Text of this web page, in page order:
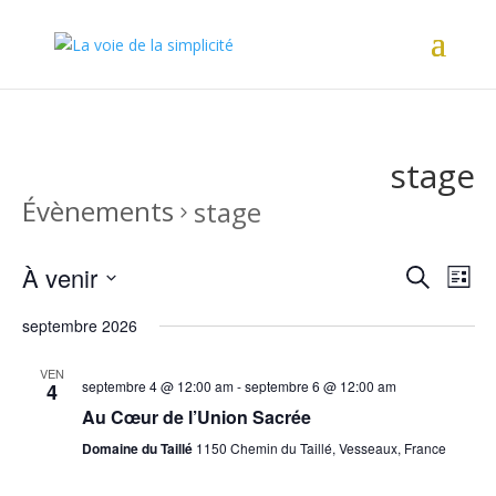
stage
Évènements stage
Recherche
de
Liste
À venir
une
septembre 2026
VEN
4 septembre 4 @ 12:00 am-septembre 6 @ 12:00 am
Au Cœur de l’Union Sacrée
Domaine du Taillé 1150 Chemin du Taillé, Vesseaux, France